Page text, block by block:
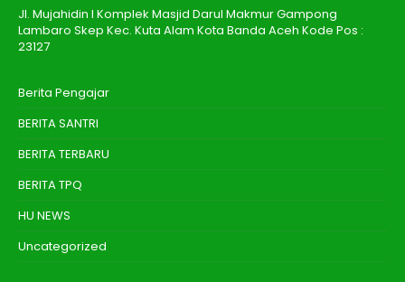
Jl. Mujahidin I Komplek Masjid Darul Makmur Gampong
Lambaro Skep Kec. Kuta Alam Kota Banda Aceh Kode Pos :
23127
Berita Pengajar
BERITA SANTRI
BERITA TERBARU
BERITA TPQ
HU NEWS
Uncategorized